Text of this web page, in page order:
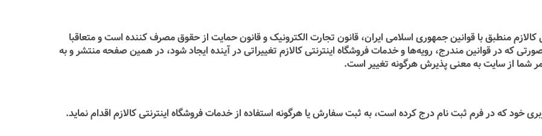
منطبق با قوانین جمهوری اسلامی ایران، قانون تجارت الکترونیک و قانون حمایت از حقوق مصرف کننده است و متعاقبا
که در قوانین مندرج، رویه‏‌ها و خدمات فروشگاه اینترنتی کالازم تغییراتی در آینده ایجاد شود، در همین صفحه منتشر و به
شما از سایت به معنی پذیرش هرگونه تغییر است.
خود که در فرم ثبت نام درج کرده است، به ثبت سفارش یا هرگونه استفاده از خدمات فروشگاه اینترنتی کالازم اقدام نماید.